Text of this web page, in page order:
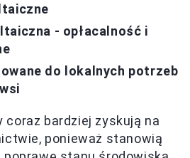
- opłacalność i
do lokalnych potrzeb
coraz bardziej zyskują na
ponieważ stanowią